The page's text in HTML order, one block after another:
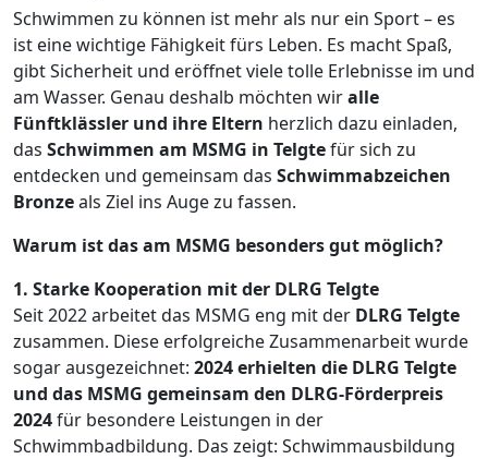
Schwimmen zu können ist mehr als nur ein Sport – es
ist eine wichtige Fähigkeit fürs Leben. Es macht Spaß,
gibt Sicherheit und eröffnet viele tolle Erlebnisse im und
am Wasser. Genau deshalb möchten wiralle
Fünftklässler und ihre Eltern herzlich dazu einladen,
das Schwimmen am MSMG in Telgtefür sich zu
entdecken und gemeinsam das Schwimmabzeichen
Bronzeals Ziel ins Auge zu fassen.
Warum ist das am MSMG besonders gut möglich?
1. Starke Kooperation mit der DLRG Telgte
Seit 2022 arbeitet das MSMG eng mit der DLRG Telgte
zusammen. Diese erfolgreiche Zusammenarbeit wurde
sogar ausgezeichnet: 2024 erhielten die DLRG Telgte
und das MSMG gemeinsam den DLRG-Förderpreis
2024für besondere Leistungen in der
Schwimmbadbildung. Das zeigt: Schwimmausbildung